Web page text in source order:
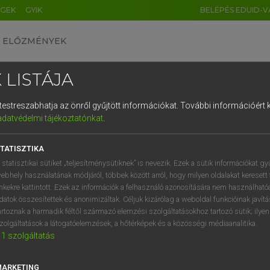
GYIK BELÉPÉS EDUID-
ELŐZMÉNYEK
egyetemes nagyszótár
VAN ELŐFIZETÉSED?
megtekintéséhez.
LISTÁJA
az önről gyűjtött információkat. További információért
tájékoztatónkat.
statisztikai sütiket „teljesítménysütiknek” is nevezik. Ezek a sütik információkat
használatának módjáról, többek között arról, hogy milyen oldalakat keresett
kattintott. Ezek az információk a felhasználó azonosítására nem
összesítettek és anonimizáltak. Céljuk kizárólag a weboldal funkcióinak
a harmadik féltől származó elemzési szolgáltatásokhoz tartozó sütik;
a látogatóelemzések, a hőtérképek és a közösségi médiaanalitika.
1 szolgáltatás
DE CN FR ES IT NL
1 2 3 4 5 6 7 8 9
q w e r t z u i
a s d f g h j k l é
í y x c v b n m , .